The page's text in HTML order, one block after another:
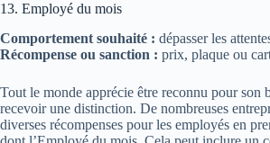
13. Employé du mois
Comportement souhaité : dépasser les
Récompense ou sanction : prix, plaque ou
Tout le monde apprécie être reconnu pour son
recevoir une distinction. De nombreuses
diverses récompenses pour les employés en